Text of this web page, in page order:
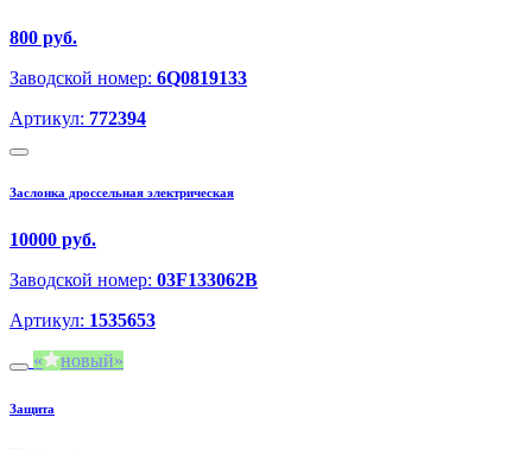
800 руб.
Заводской номер: 6Q0819133
Артикул: 772394
Заслонка дроссельная электрическая
10000 руб.
Заводской номер: 03F133062B
Артикул: 1535653
новый
Защита